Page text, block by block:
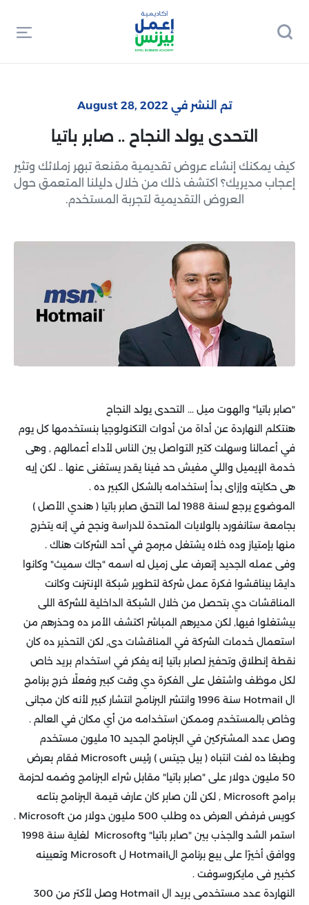
تم النشر في August 28, 2022
التحدى يولد النجاح .. صابر باتيا
كيف يمكنك إنشاء عروض تقديمية مقنعة تبهر زملائك وتثير
إعجاب مديريك؟ اكتشف ذلك من خلال دليلنا المتعمق حول
العروض التقديمية لتجربة المستخدم.
"صابر باتيا" والهوت ميل ... التحدى يولد النجاح
هنتكلم النهاردة عن أداة من أدوات التكنولوجيا بنستخدمها كل يوم
في أعمالنا وسهلت كتير التواصل بين الناس لأداء أعمالهم , وهى
خدمة الإيميل واللي مفيش حد فينا يقدر يستغنى عنها .. لكن إيه
هى حكايته وإزاى بدأ إستخدامه بالشكل الكبير ده .
الموضوع يرجع لسنة 1988 لما التحق صابر باتيا ( هندي الأصل )
بجامعة ستانفورد بالولايات المتحدة للدراسة ونجح في إنه يتخرج
منها بإمتياز وده خلاه يشتغل مبرمج في أحد الشركات هناك .
وفى عمله الجديد إتعرف على زميل له اسمه "جاك سميث" وكانوا
دايمًا بيناقشوا فكرة عمل شركة لتطوير شبكة الإنترنت وكانت
المناقشات دي بتحصل من خلال الشبكة الداخلية للشركة اللى
بيشتغلوا فيها, لكن مديرهم المباشر اكتشف الأمر ده وحذرهم من
استعمال خدمات الشركة في المناقشات دى, لكن التحذير ده كان
نقطة إنطلاق وتحفيز لصابر باتيا إنه يفكر في استخدام بريد خاص
لكل موظف واشتغل على الفكرة دي وقت كبير وفعلًا خرج برنامج
ال Hotmail سنة 1996 وانتشر البرنامج انتشار كبير لأنه كان مجانى
وخاص بالمستخدم وممكن استخدامه من أي مكان في العالم .
وصل عدد المشتركين في البرنامج الجديد 10 مليون مستخدم
وطبعًا ده لفت انتباه ( بيل جيتس ) رئيس Microsoft فقام بعرض
50 مليون دولار على "صابر باتيا" مقابل شراء البرنامج وضمه لحزمة
برامج Microsoft , لكن لأن صابر كان عارف قيمة البرنامج بتاعه
كويس فرفض العرض ده وطلب 500 مليون دولار من Microsoft .
استمر الشد والجذب بين "صابر باتيا" وMicrosoft لغاية سنة 1998
ووافق أخيرًا على بيع برنامج الHotmail ل Microsoft وتعيينه
كخبير فى مايكروسوفت .
النهاردة عدد مستخدمى بريد ال Hotmail وصل لأكتر من 300